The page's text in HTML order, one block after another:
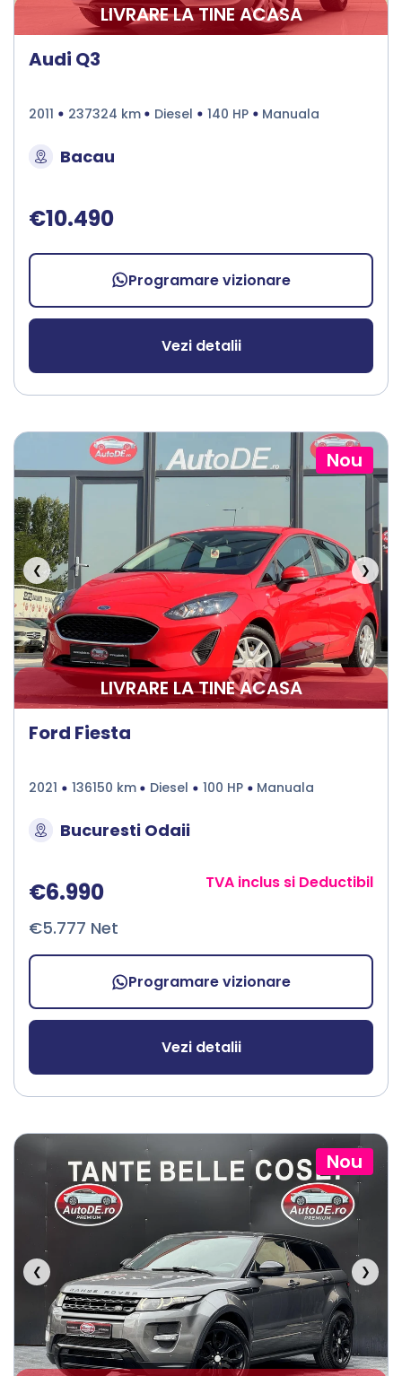
LIVRARE LA TINE ACASA
Audi Q3
2011 237324 km Diesel 140 HP Manuala
Bacau
€10.490
Programare vizionare
Vezi detalii
Nou
❮ ❯
LIVRARE LA TINE ACASA
Ford Fiesta
2021 136150 km Diesel 100 HP Manuala
Bucuresti Odaii
€6.990
€5.777 Net
TVA inclus si Deductibil
Programare vizionare
Vezi detalii
Nou
❮ ❯